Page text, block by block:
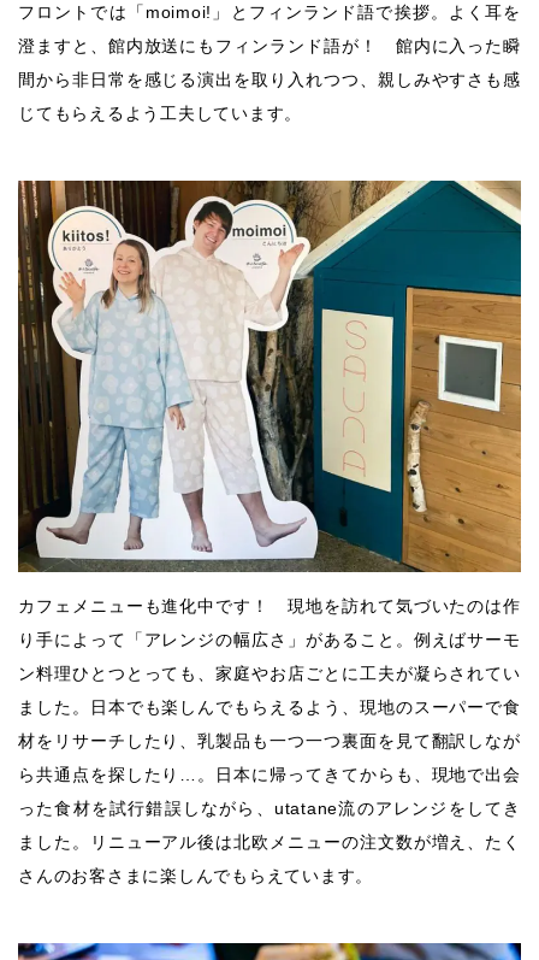
フロントでは「moimoi!」とフィンランド語で挨拶。よく耳を
澄ますと、館内放送にもフィンランド語が！ 館内に入った瞬
間から非日常を感じる演出を取り入れつつ、親しみやすさも感
じてもらえるよう工夫しています。
カフェメニューも進化中です！ 現地を訪れて気づいたのは作
り手によって「アレンジの幅広さ」があること。例えばサーモ
ン料理ひとつとっても、家庭やお店ごとに工夫が凝らされてい
ました。日本でも楽しんでもらえるよう、現地のスーパーで食
材をリサーチしたり、乳製品も一つ一つ裏面を見て翻訳しなが
ら共通点を探したり…。日本に帰ってきてからも、現地で出会
った食材を試行錯誤しながら、utatane流のアレンジをしてき
ました。リニューアル後は北欧メニューの注文数が増え、たく
さんのお客さまに楽しんでもらえています。